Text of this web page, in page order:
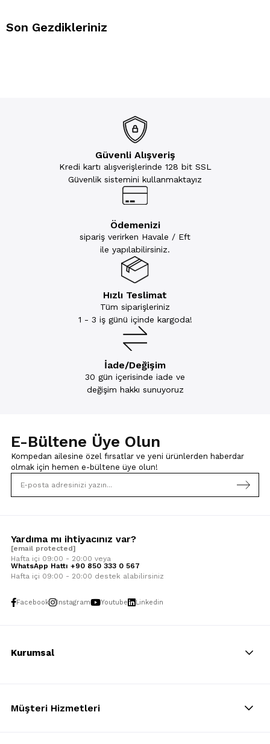
Son Gezdikleriniz
Güvenli Alışveriş
Kredi kartı alışverişlerinde 128 bit SSL
Güvenlik sistemini kullanmaktayız
Ödemenizi
sipariş verirken Havale / Eft
ile yapılabilirsiniz.
Hızlı Teslimat
Tüm siparişleriniz
1 - 3 iş günü içinde kargoda!
İade/Değişim
30 gün içerisinde iade ve
değişim hakkı sunuyoruz
E-Bültene Üye Olun
Kompedan ailesine özel fırsatlar ve yeni ürünlerden haberdar
olmak için hemen e-bültene üye olun!
Yardıma mı ihtiyacınız var?
[email protected]
Hafta içi 09:00 - 20:00 veya
WhatsApp Hattı +90 850 333 0 567
Hafta içi 09:00 - 20:00 destek alabilirsiniz
Facebook Instagram Youtube Linkedin
Kurumsal
Müşteri Hizmetleri